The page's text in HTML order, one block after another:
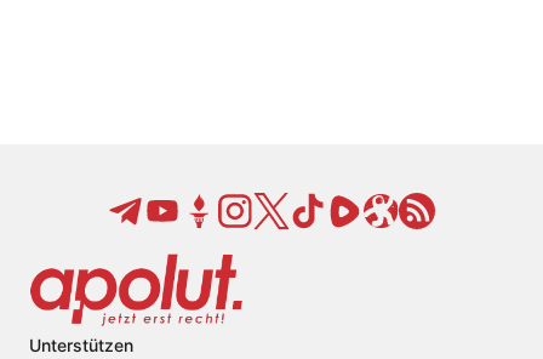
Unterstützen